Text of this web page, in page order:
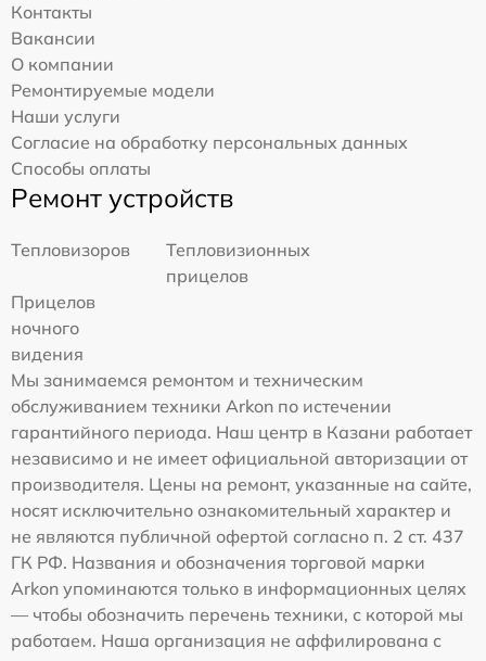
Контакты
Вакансии
О компании
Ремонтируемые модели
Наши услуги
Согласие на обработку персональных данных
Способы оплаты
Ремонт устройств
Тепловизоров
Тепловизионных
прицелов
Прицелов
ночного
видения
Мы занимаемся ремонтом и техническим
обслуживанием техники Arkon по истечении
гарантийного периода. Наш центр в Казани работает
независимо и не имеет официальной авторизации от
производителя. Цены на ремонт, указанные на сайте,
носят исключительно ознакомительный характер и
не являются публичной офертой согласно п. 2 ст. 437
ГК РФ. Названия и обозначения торговой марки
Arkon упоминаются только в информационных целях
— чтобы обозначить перечень техники, с которой мы
работаем. Наша организация не аффилирована с